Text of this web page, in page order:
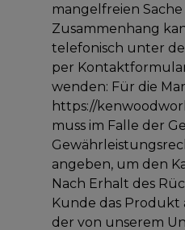
mangelfreien
Zusammenhang
telefonisch unter
per
wenden: Für die
https://
muss im Falle der
angeben, um den
Nach Erhalt des
Kunde das
der von unserem